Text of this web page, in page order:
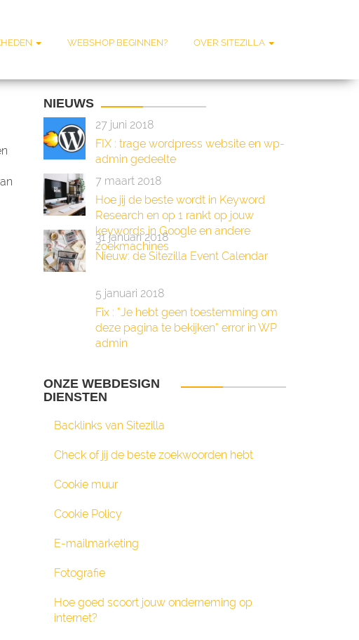
WEBSHOP BEGINNEN? OVER SITEZILLA
NIEUWS
27 juni 2018
FIX : trage wordpress website en wp-
admin gedeelte
7 maart 2018
Hoe jij de beste wordt in Keyword
Research en op 1 rankt op jouw
keywords in Google en andere
zoekmachines
31 januari 2018
Nieuw: de Sitezilla Event Calendar
5 januari 2018
Fix : “Je hebt geen toestemming om
deze pagina te bekijken” error in WP
admin
ONZE WEBDESIGN
DIENSTEN
Backlinks van Sitezilla
Check of jij de beste zoekwoorden hebt
Cookie muur
Cookie Policy
E-mailmarketing
Fotografie
Hoe goed scoort jouw onderneming op
internet?